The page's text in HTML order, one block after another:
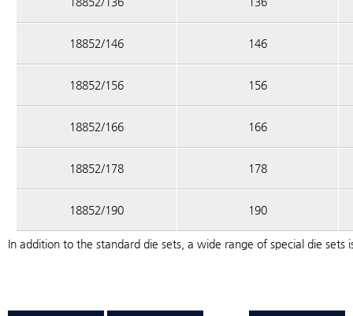
18852/146 146
18852/156 156
18852/166 166
18852/178 178
18852/190 190
In addition to the standard die sets, a wide range of special die sets